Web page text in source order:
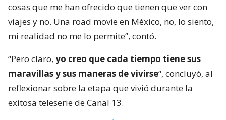
cosas que me han ofrecido que tienen que ver con
viajes y no. Una road movie en México, no, lo siento,
mi realidad no me lo permite”, contó.
“Pero claro, yo creo que cada tiempo tiene sus
maravillas y sus maneras de vivirse“, concluyó, al
reflexionar sobre la etapa que vivió durante la
exitosa teleserie de Canal 13.